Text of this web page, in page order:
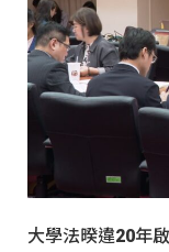
大學法暌違20年